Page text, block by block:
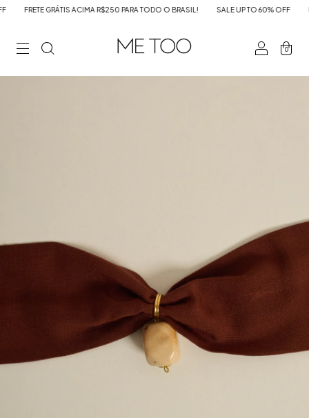
FRETE GRÁTIS ACIMA R$250 PARA TODO O BRASIL! SALE UP TO 60% OFF
0